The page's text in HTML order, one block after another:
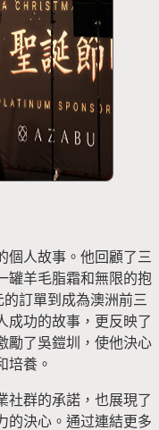
個人故事。他回顧了三
罐羊毛脂霜和無限的抱
訂單到成為澳洲前三
成功的故事，更反映了
勵了吳鎧圳，使他決心
培養。
社群的承諾，也展現了
的決心。通过連結更多